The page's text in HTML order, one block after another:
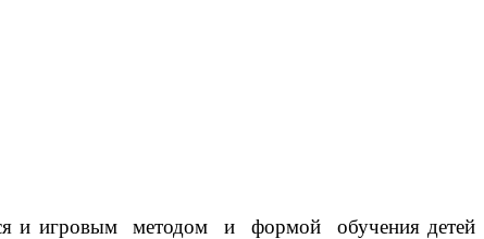
и игровым методом и формой обучения детей